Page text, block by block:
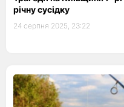
річну сусідку
24 серпня 2025, 23:22